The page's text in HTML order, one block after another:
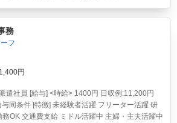
務
フ
円
遣社員 [給与] <時給> 1400円 日収例:11,200円
同条件 [特徴] 未経験者活躍 フリーター活躍 研
OK 交通費支給 ミドル活躍中 主婦・主夫活躍中